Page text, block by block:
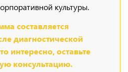
культуры.
составляется
диагностической
интересно, оставьте
консультацию.